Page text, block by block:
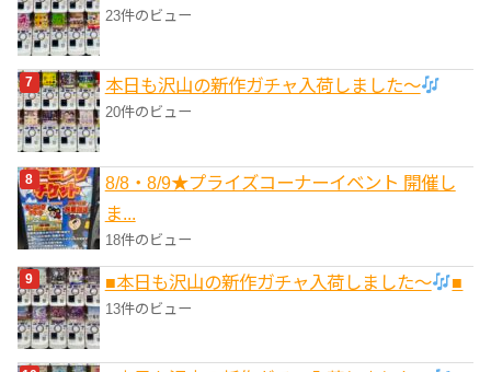
23件のビュー
本日も沢山の新作ガチャ入荷しました〜
20件のビュー
8/8・8/9★プライズコーナーイベント 開催し
ま...
18件のビュー
■本日も沢山の新作ガチャ入荷しました〜 ■
13件のビュー